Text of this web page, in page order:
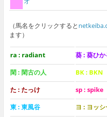
（馬名をクリックすると
ます）
ra : radiant 葵 : 葵ひか
閑 : 閑古の人
BK : BKN
た : たっけ
sp : spike
東 : 東風谷
ヨ : ヨッ